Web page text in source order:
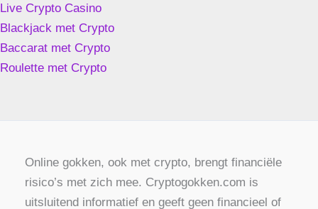
Live Crypto Casino
Blackjack met Crypto
Baccarat met Crypto
Roulette met Crypto
Online gokken, ook met crypto, brengt financiële
risico’s met zich mee. Cryptogokken.com is
uitsluitend informatief en geeft geen financieel of